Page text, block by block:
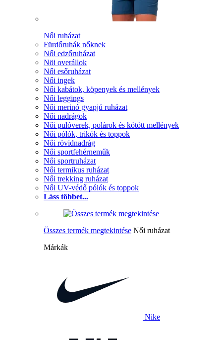
Női ruházat
Fürdőruhák nőknek
Női edzőruházat
Nöi overállok
Női esőruházat
Női ingek
Női kabátok, köpenyek és mellények
Női leggings
Női merinó gyapjú ruházat
Női nadrágok
Női pulóverek, polárok és kötött mellények
Női pólók, trikók és toppok
Női rövidnadrág
Női sportfehérneműk
Női sportruházat
Női termikus ruházat
Női trekking ruházat
Női UV-védő pólók és toppok
Láss többet...
Összes termék megtekintése Női ruházat
Márkák
Nike